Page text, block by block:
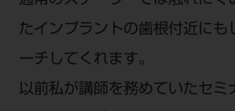
たインプラントの歯根付近にも
ーチしてくれます。
以前私が講師を務めていたセミ